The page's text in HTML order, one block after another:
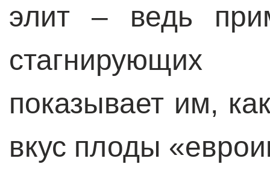
элит – ведь
показывает им,
вкус плоды